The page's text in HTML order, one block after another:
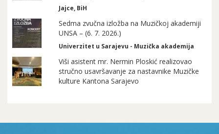
Jajce, BiH
Sedma zvučna izložba na Muzičkoj akademiji
UNSA – (6. 7. 2026.)
Univerzitet u Sarajevu - Muzička akademija
Viši asistent mr. Nermin Ploskić realizovao
stručno usavršavanje za nastavnike Muzičke
kulture Kantona Sarajevo